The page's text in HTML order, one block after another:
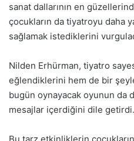
sanat dallarının en
çocukların da tiyatroyu daha
sağlamak istediklerini
Nilden Erhürman, tiyatro
eğlendiklerini hem de bir
bugün oynayacak oyunun da
mesajlar içerdiğini dile getirdi.